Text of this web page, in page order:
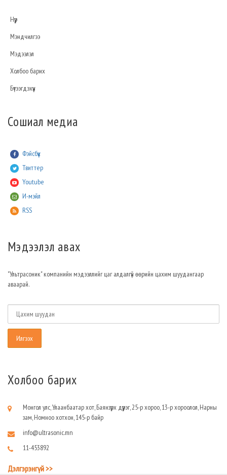
Нүүр
Мэндчилгээ
Мэдээлэл
Холбоо барих
Бүтээгдэхүүн
Сошиал медиа
Фэйсбүүк
Твиттер
Youtube
И-мэйл
RSS
Мэдээлэл авах
"Ультрасоник" компанийн мэдээллийг цаг алдалгүй өөрийн цахим шуудангаар
аваарай.
Холбоо барих
Монгол улс, Улаанбаатар хот, Баянзүрх дүүрэг, 25-р хороо, 13-р хороолол, Нарны
зам, Номноо хотхон, 145-р байр
info@ultrasonic.mn
11-453892
Дэлгэрэнгүй >>